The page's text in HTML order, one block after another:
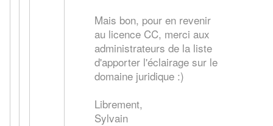
Mais bon, pour en revenir
au licence CC, merci aux
administrateurs de la liste
d'apporter l'éclairage sur le
domaine juridique :)
Librement,
Sylvain